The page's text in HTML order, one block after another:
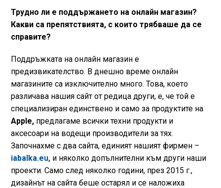
Трудно ли е поддържането на онлайн магазин?
Какви са препятствията, с които трябваше да се
справите?
Поддръжката на онлайн магазин е
предизвикателство. В днешно време онлайн
магазините са изключително много. Това, което
различава нашия сайт от редица други, е, че той е
специализиран единствено и само за продуктите на
Applе,предлагаме всички техни продукти и
аксесоари на водещи производители за тях.
Започнахме с два сайта, единият нашият фирмен –
iabalka.eu,и няколко допълнителни към други наши
проекти. Само след няколко години, през 2015 г.,
дизайнът на сайта беше остарял и се наложиха